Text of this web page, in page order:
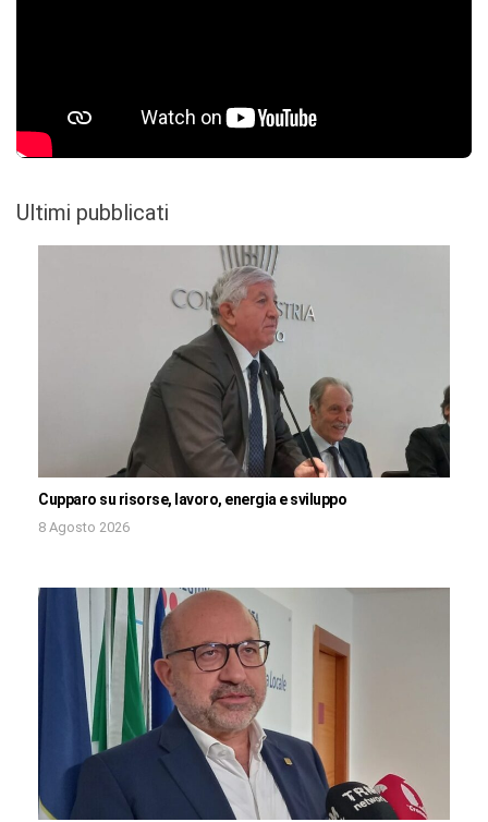
Ultimi pubblicati
Cupparo su risorse, lavoro, energia e sviluppo
8 Agosto 2026